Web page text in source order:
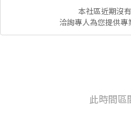
本社區近期沒
洽詢專人為您提供專
此時間區